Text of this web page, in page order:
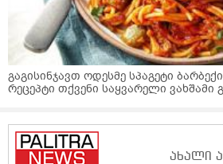
გაგისინჯავთ ოდესმე სპაგეტი
რეცეპტი თქვენი საყვარელი ვახშამი